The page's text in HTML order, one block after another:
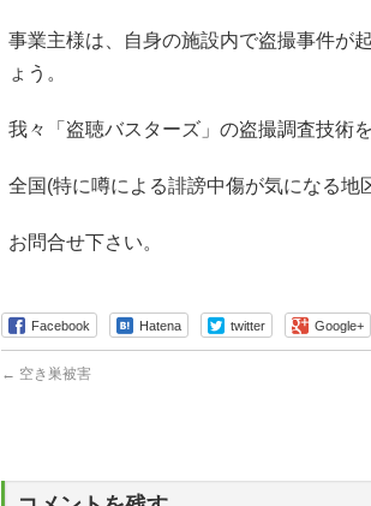
事業主様は、自身の施設内で盗撮事件が
ょう。
我々「盗聴バスターズ」の盗撮調査技術
全国(特に噂による誹謗中傷が気になる地
お問合せ下さい。
Facebook Hatena twitter Google+
← 空き巣被害